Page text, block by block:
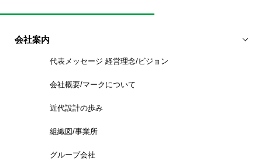
会社案内
代表メッセージ 経営理念/ビジョン
会社概要/マークについて
近代設計の歩み
組織図/事業所
グループ会社